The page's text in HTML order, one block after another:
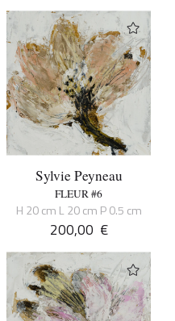
Sylvie Peyneau
FLEUR #6
H 20 cm L 20 cm P 0.5 cm
200,00 €